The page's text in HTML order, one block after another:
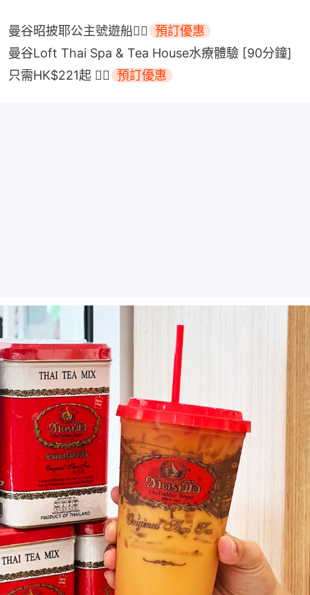
曼谷昭披耶公主號遊船👉🏻 預訂優惠
曼谷Loft Thai Spa & Tea House水療體驗 [90分鐘]
只需HK$221起 👉🏻 預訂優惠